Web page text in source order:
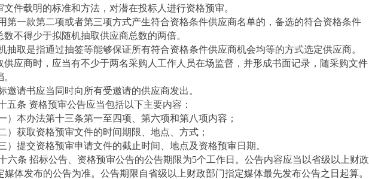
文件载明的标准和方法，对潜在投标人进行资格预审。
第一款第二项或者第三项方式产生符合资格条件供应商名单的，备选的符合资格条件
数不得少于拟随机抽取供应商总数的两倍。
抽取是指通过抽签等能够保证所有符合资格条件供应商机会均等的方式选定供应商。
供应商时，应当有不少于两名采购人工作人员在场监督，并形成书面记录，随采购文件
邀请书应当同时向所有受邀请的供应商发出。
五条 资格预审公告应当包括以下主要内容：
一）本办法第十三条第一至四项、第六项和第八项内容；
二）获取资格预审文件的时间期限、地点、方式；
三）提交资格预审申请文件的截止时间、地点及资格预审日期。
六条 招标公告、资格预审公告的公告期限为5个工作日。公告内容应当以省级以上财政
媒体发布的公告为准。公告期限自省级以上财政部门指定媒体最先发布公告之日起算。